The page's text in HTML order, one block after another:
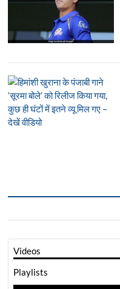
Videos
Playlists